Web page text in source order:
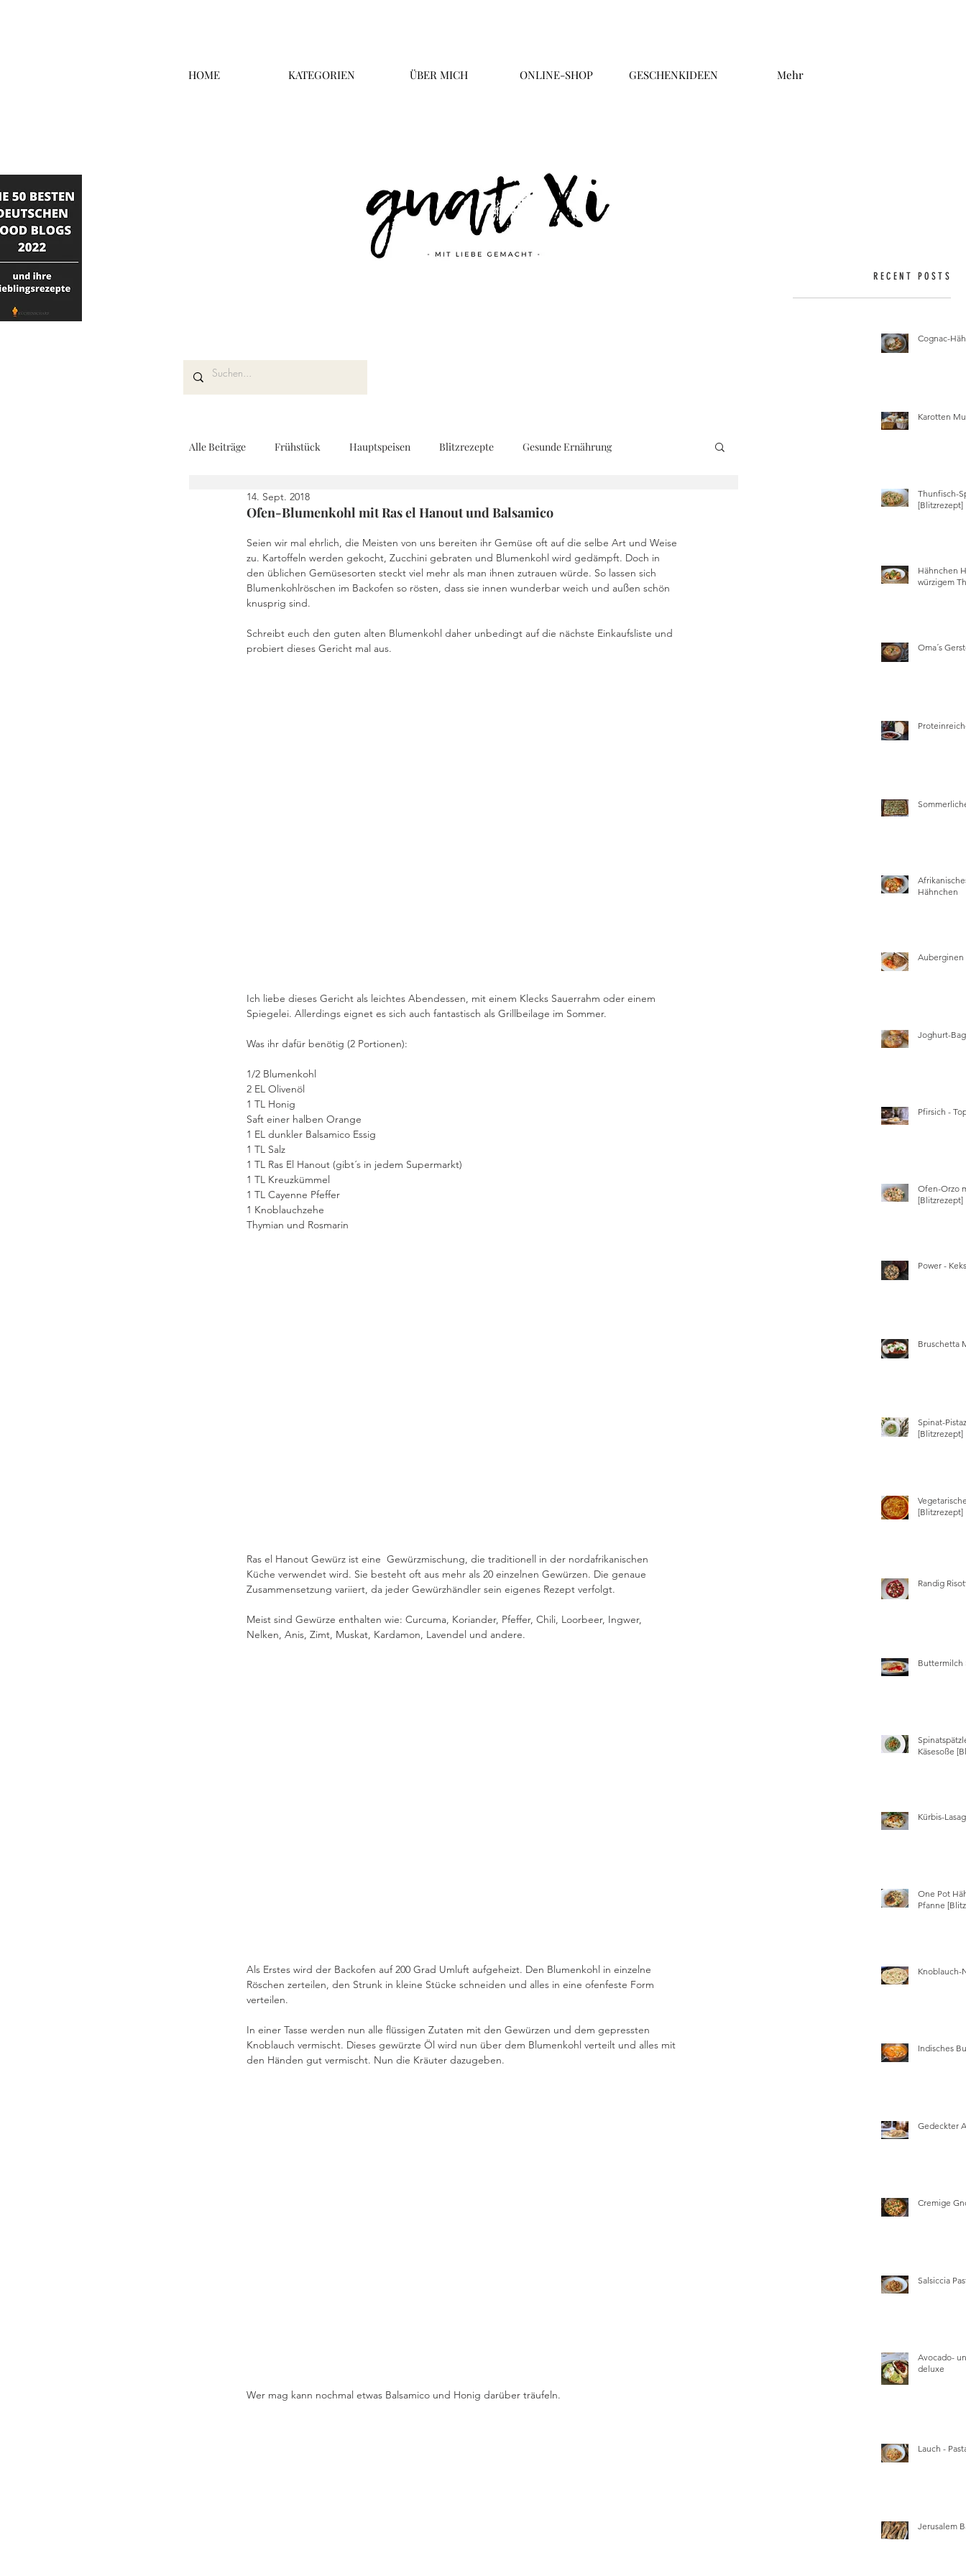
HOME KATEGORIEN ÜBER MICH ONLINE-SHOP GESCHENKIDEEN Mehr
RECENT POSTS
Alle Beiträge Frühstück Hauptspeisen Blitzrezepte Gesunde Ernährung
Kuchen und Desserts
Drinks Fingerfood Geschenke aus der Küche Kinderküche Low Carb
Ofen-Blumenkohl mit Ras el Hanout und Balsamico
14. Sept. 2018
Seien wir mal ehrlich, die Meisten von uns bereiten ihr Gemüse oft auf die selbe Art und Weise
zu. Kartoffeln werden gekocht, Zucchini gebraten und Blumenkohl wird gedämpft. Doch in
den üblichen Gemüsesorten steckt viel mehr als man ihnen zutrauen würde. So lassen sich
Blumenkohlröschen im Backofen so rösten, dass sie innen wunderbar weich und außen schön
knusprig sind.
Schreibt euch den guten alten Blumenkohl daher unbedingt auf die nächste Einkaufsliste und
probiert dieses Gericht mal aus.
Ich liebe dieses Gericht als leichtes Abendessen, mit einem Klecks Sauerrahm oder einem
Spiegelei. Allerdings eignet es sich auch fantastisch als Grillbeilage im Sommer.
Was ihr dafür benötig (2 Portionen):
1/2 Blumenkohl
2 EL Olivenöl
1 TL Honig
Saft einer halben Orange
1 EL dunkler Balsamico Essig
1 TL Salz
1 TL Ras El Hanout (gibt´s in jedem Supermarkt)
1 TL Kreuzkümmel
1 TL Cayenne Pfeffer
1 Knoblauchzehe
Thymian und Rosmarin
Ras el Hanout Gewürz ist eine  Gewürzmischung, die traditionell in der nordafrikanischen
Küche verwendet wird. Sie besteht oft aus mehr als 20 einzelnen Gewürzen. Die genaue
Zusammensetzung variiert, da jeder Gewürzhändler sein eigenes Rezept verfolgt.
Meist sind Gewürze enthalten wie: Curcuma, Koriander, Pfeffer, Chili, Loorbeer, Ingwer,
Nelken, Anis, Zimt, Muskat, Kardamon, Lavendel und andere.
Als Erstes wird der Backofen auf 200 Grad Umluft aufgeheizt. Den Blumenkohl in einzelne
Röschen zerteilen, den Strunk in kleine Stücke schneiden und alles in eine ofenfeste Form
verteilen.
In einer Tasse werden nun alle flüssigen Zutaten mit den Gewürzen und dem gepressten
Knoblauch vermischt. Dieses gewürzte Öl wird nun über dem Blumenkohl verteilt und alles mit
den Händen gut vermischt. Nun die Kräuter dazugeben.
Wer mag kann nochmal etwas Balsamico und Honig darüber träufeln.
Cognac-
Karotten
Thunfisch-
[Blitzrezept]
Hähnchen
würzigem
Oma´s
Hähnchen
Auberginen
Joghurt-
Pfirsich -
Ofen-Orzo
[Blitzrezept]
Power -
Bruschetta
Spinat-
[Blitzrezept]
[Blitzrezept]
Randig
Buttermilch
Käsesoße
Kürbis-
One Pot
Pfanne
Knoblauch-
Indisches
Gedeckter
Cremige
Salsiccia
Avocado-
deluxe
Lauch -
Jerusalem